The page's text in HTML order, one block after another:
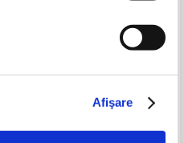
Afişare
IN STOC